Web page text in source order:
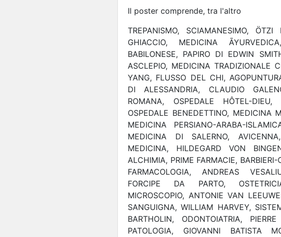
Il poster comprende, tra l'altro
TREPANISMO, SCIAMANESIMO,
GHIACCIO, MEDICINA
BABILONESE, PAPIRO DI EDWIN
ASCLEPIO, MEDICINA TRADIZIONALE
YANG, FLUSSO DEL CHI,
DI ALESSANDRIA, CLAUDIO
ROMANA, OSPEDALE HÔTEL-DIEU,
OSPEDALE BENEDETTINO, MEDICINA
MEDICINA PERSIANO-ARABA-
MEDICINA DI SALERNO,
MEDICINA, HILDEGARD VON
ALCHIMIA, PRIME FARMACIE, BARBIERI-
FARMACOLOGIA, ANDREAS
FORCIPE DA PARTO,
MICROSCOPIO, ANTONIE VAN
SANGUIGNA, WILLIAM HARVEY,
BARTHOLIN, ODONTOIATRIA,
PATOLOGIA, GIOVANNI BATISTA